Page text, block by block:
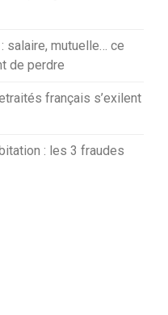
salaire, mutuelle… ce
de perdre
français s’exilent
: les 3 fraudes